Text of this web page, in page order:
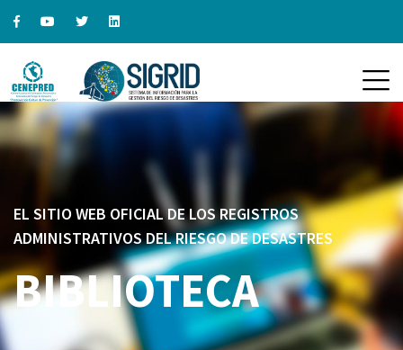
EL SITIO WEB OFICIAL DE LOS REGISTROS
ADMINISTRATIVOS DEL RIESGO DE DESASTRES
BIBLIOTECA